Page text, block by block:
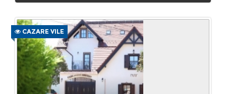
CAZARE VILE